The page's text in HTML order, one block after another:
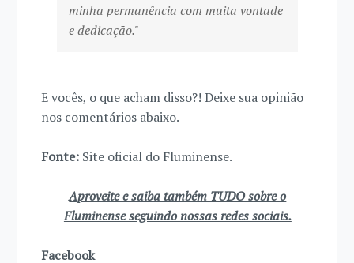
minha permanência com muita vontade
e dedicação."
E vocês, o que acham disso?! Deixe sua opinião
nos comentários abaixo.
Fonte: Site oficial do Fluminense.
Aproveite e saiba também TUDO sobre o
Fluminense seguindo nossas redes sociais.
Facebook